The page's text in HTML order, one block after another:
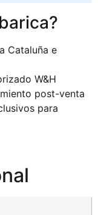
Cataluña e
W&H
post-venta
para